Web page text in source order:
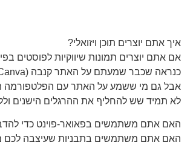
איך אתם יוצרים תוכן ויזואלי?
אם אתם יוצרים תמונות שיווקיות לפוסטים
כנראה שכבר שמעתם על האתר קנבה (Canva).
אבל גם מי ששמע על האתר עם הפלטפורמה
לא תמיד שש להחליף את ההרגלים הישנים
האם אתם משתמשים בפאואר-פוינט כדי
האם אתם משתמשים בתבניות שעיצבה לכם